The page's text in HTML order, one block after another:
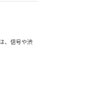
、信号や渋